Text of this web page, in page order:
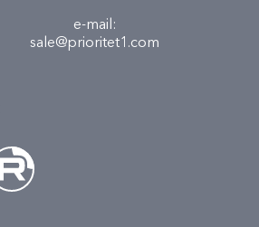
e-mail:
sale@prioritet1.com